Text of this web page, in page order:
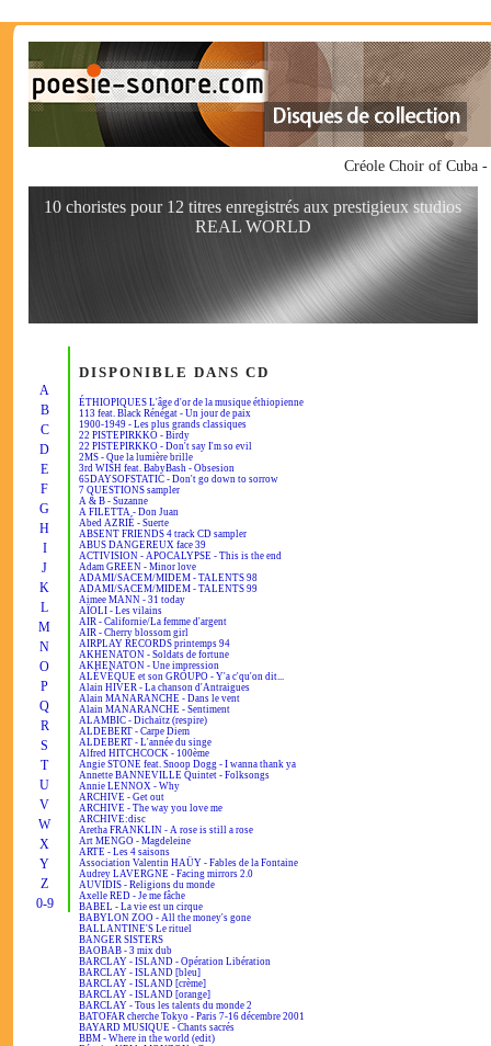
Créole Choir of Cuba
10 choristes pour 12 titres enregistrés aux prestigieux studios
REAL WORLD
A
B
C
D
E
F
G
H
I
J
K
L
M
N
O
P
Q
R
S
T
U
V
W
X
Y
Z
0-9
DISPONIBLE DANS CD
ÉTHIOPIQUES L'âge d'or de la musique éthiopienne
113 feat. Black Rénégat - Un jour de paix
1900-1949 - Les plus grands classiques
22 PISTEPIRKKO - Birdy
22 PISTEPIRKKO - Don't say I'm so evil
2MS - Que la lumière brille
3rd WISH feat. BabyBash - Obsesion
65DAYSOFSTATIC - Don't go down to sorrow
7 QUESTIONS sampler
A & B - Suzanne
A FILETTA - Don Juan
Abed AZRIÉ - Suerte
ABSENT FRIENDS 4 track CD sampler
ABUS DANGEREUX face 39
ACTIVISION - APOCALYPSE - This is the end
Adam GREEN - Minor love
ADAMI/SACEM/MIDEM - TALENTS 98
ADAMI/SACEM/MIDEM - TALENTS 99
Aimee MANN - 31 today
AÏOLI - Les vilains
AIR - Californie/La femme d'argent
AIR - Cherry blossom girl
AIRPLAY RECORDS printemps 94
AKHENATON - Soldats de fortune
AKHENATON - Une impression
ALÉVÊQUE et son GROUPO - Y'a c'qu'on dit...
Alain HIVER - La chanson d'Antraigues
Alain MANARANCHE - Dans le vent
Alain MANARANCHE - Sentiment
ALAMBIC - Dichaïtz (respire)
ALDEBERT - Carpe Diem
ALDEBERT - L'année du singe
Alfred HITCHCOCK - 100ème
Angie STONE feat. Snoop Dogg - I wanna thank ya
Annette BANNEVILLE Quintet - Folksongs
Annie LENNOX - Why
ARCHIVE - Get out
ARCHIVE - The way you love me
ARCHIVE:disc
Aretha FRANKLIN - A rose is still a rose
Art MENGO - Magdeleine
ARTE - Les 4 saisons
Association Valentin HAÜY - Fables de la Fontaine
Audrey LAVERGNE - Facing mirrors 2.0
AUVIDIS - Religions du monde
Axelle RED - Je me fâche
BABEL - La vie est un cirque
BABYLON ZOO - All the money's gone
BALLANTINE'S Le rituel
BANGER SISTERS
BAOBAB - 3 mix dub
BARCLAY - ISLAND - Opération Libération
BARCLAY - ISLAND [bleu]
BARCLAY - ISLAND [crème]
BARCLAY - ISLAND [orange]
BARCLAY - Tous les talents du monde 2
BATOFAR cherche Tokyo - Paris 7-16 décembre 2001
BAYARD MUSIQUE - Chants sacrés
BBM - Where in the world (edit)